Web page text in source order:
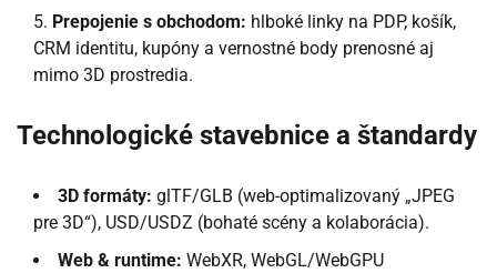
Prepojenie s obchodom: hlboké linky na PDP, košík,
CRM identitu, kupóny a vernostné body prenosné aj
mimo 3D prostredia.
Technologické stavebnice a štandardy
3D formáty: glTF/GLB (web-optimalizovaný „JPEG
pre 3D“), USD/USDZ (bohaté scény a kolaborácia).
Web & runtime: WebXR, WebGL/WebGPU